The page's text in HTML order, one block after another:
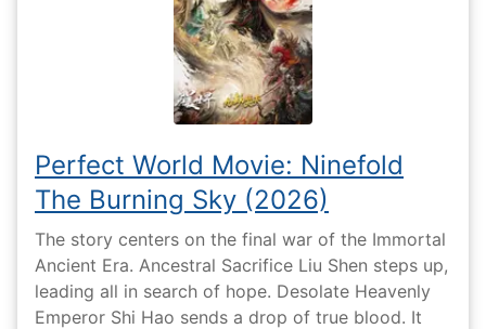
Perfect World Movie: Ninefold
The Burning Sky (2026)
The story centers on the final war of the Immortal
Ancient Era. Ancestral Sacrifice Liu Shen steps up,
leading all in search of hope. Desolate Heavenly
Emperor Shi Hao sends a drop of true blood. It